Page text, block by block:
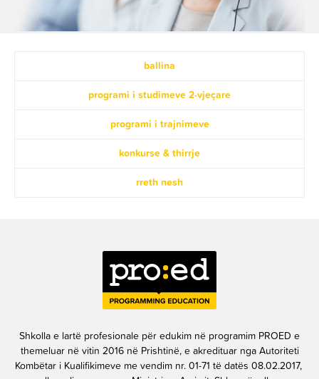
ballina
programi i studimeve 2-vjeçare
programi i trajnimeve
konkurse & thirrje
rreth nesh
Shkolla e lartë profesionale për edukim në programim PROED e
themeluar në vitin 2016 në Prishtinë, e akredituar nga Autoriteti
Kombëtar i Kualifikimeve me vendim nr. 01-71 të datës 08.02.2017,